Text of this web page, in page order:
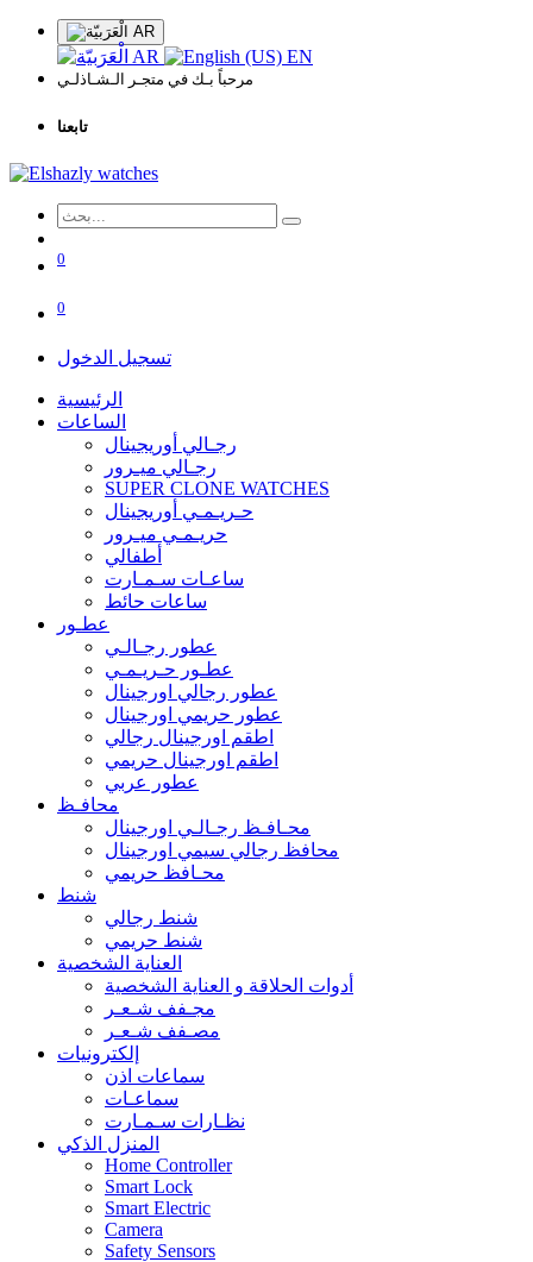
AR
AR EN
مرحباً بـك في متجـر الـشـاذلـي
تابعنا
0
0
تسجيل الدخول
الرئيسية
الساعات
رجـالي أوريجينال
رجـالي ميـرور
SUPER CLONE WATCHES
حـريـمـي أوريجينال
حريـمـي ميـرور
أطفالي
ساعـات سـمـارت
ساعات حائط
عطـور
عطور رجـالـي
عطـور حـريـمـي
عطور رجالي اورجينال
عطور حريمي اورجينال
اطقم اورجينال رجالي
اطقم اورجينال حريمي
عطور عربي
محافـظ
محـافـظ رجـالـي اورجينال
محافظ رجالي سيمي اورجينال
محـافظ حريمي
شنط
شنط رجالي
شنط حريمي
العناية الشخصية
أدوات الحلاقة و العناية الشخصية
مجـفف شـعـر
مصـفف شـعـر
إلكترونيات
سماعات اذن
سماعـات
نظـارات سـمـارت
المنزل الذكي
Home Controller
Smart Lock
Smart Electric
Camera
Safety Sensors